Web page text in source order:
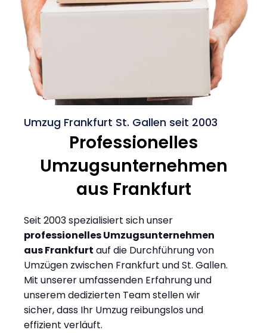
Umzug Frankfurt St. Gallen seit 2003
Professionelles
Umzugsunternehmen
aus Frankfurt
Seit 2003 spezialisiert sich unser
professionelles Umzugsunternehmen
aus Frankfurt auf die Durchführung von
Umzügen zwischen Frankfurt und St. Gallen.
Mit unserer umfassenden Erfahrung und
unserem dedizierten Team stellen wir
sicher, dass Ihr Umzug reibungslos und
effizient verläuft.